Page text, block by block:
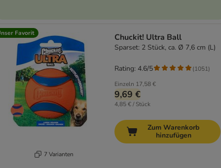
Favorit
7 Varianten
Chuckit! Ultra Ball
Sparset: 2 Stück, ca. Ø 7,6 cm (L)
Einzeln 17,58 €
9,69 €
4,85 € / Stück
Rating: 4.6/5 (1051)
Zum Warenkorb
hinzufügen